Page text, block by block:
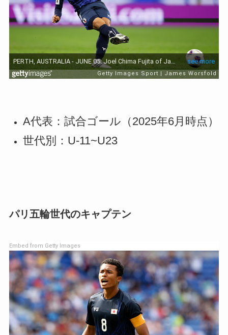
A代表：試合ゴール（2025年6月時点）
世代別：U-11~U23
パリ五輪世代のキャプテン
Embed from Getty Images